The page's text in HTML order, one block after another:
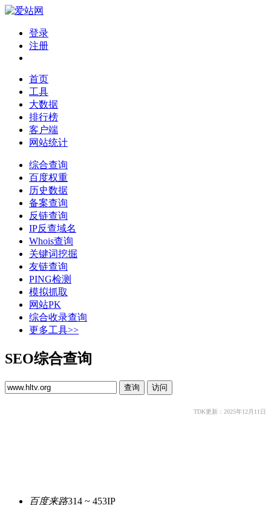
登录
注册
首页
工具
大数据
排行榜
客户端
网站统计
综合查询
百度权重
历史数据
备案查询
反链查询
IP反查域名
Whois查询
关键词挖掘
友链查询
PING检测
模拟抓取
网站PK
综合收录查询
更多工具>>
SEO综合查询
TDK更新：2025年12月11日
百度来路314 ~ 453IP